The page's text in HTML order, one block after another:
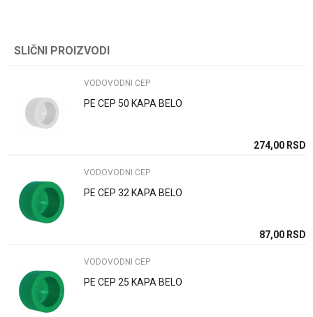
Email
Poruka
POŠALJI
Zemlja proizvodnje
Uvoznik / proizvodjač
SLIČNI PROIZVODI
VODOVODNI ČEP
PE CEP 50 KAPA BELO
274,00 RSD
VODOVODNI ČEP
PE CEP 32 KAPA BELO
87,00 RSD
VODOVODNI ČEP
PE CEP 25 KAPA BELO